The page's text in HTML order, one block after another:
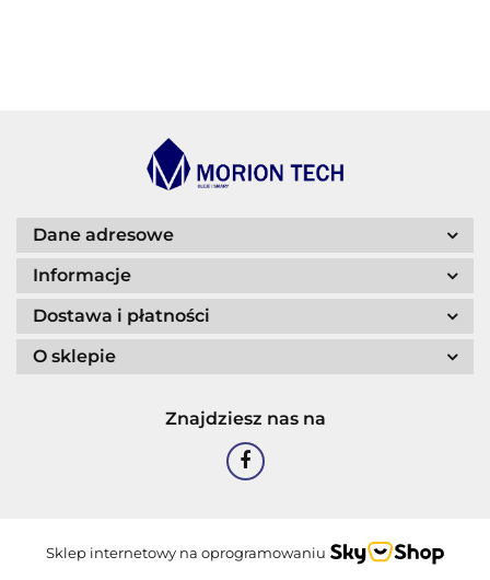
Dane adresowe
Informacje
Dostawa i płatności
O sklepie
Znajdziesz nas na
Sklep internetowy na oprogramowaniu